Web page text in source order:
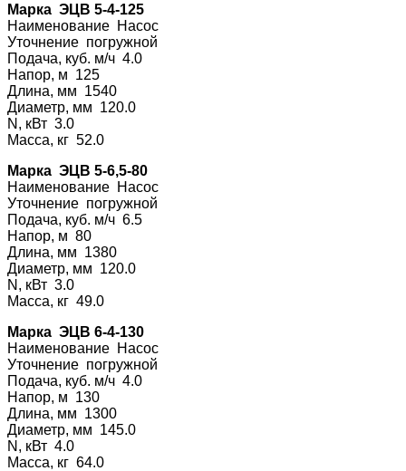
Марка ЭЦВ 5-4-125
Наименование Насос
Уточнение погружной
Подача, куб. м/ч 4.0
Напор, м 125
Длина, мм 1540
Диаметр, мм 120.0
N, кВт 3.0
Масса, кг 52.0
Марка ЭЦВ 5-6,5-80
Наименование Насос
Уточнение погружной
Подача, куб. м/ч 6.5
Напор, м 80
Длина, мм 1380
Диаметр, мм 120.0
N, кВт 3.0
Масса, кг 49.0
Марка ЭЦВ 6-4-130
Наименование Насос
Уточнение погружной
Подача, куб. м/ч 4.0
Напор, м 130
Длина, мм 1300
Диаметр, мм 145.0
N, кВт 4.0
Масса, кг 64.0